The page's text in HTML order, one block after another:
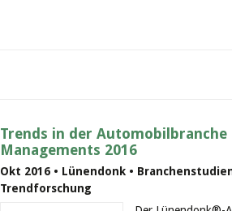
Trends in der Automobilbranche
Managements 2016
Okt 2016 • Lünendonk •
Trendforschung